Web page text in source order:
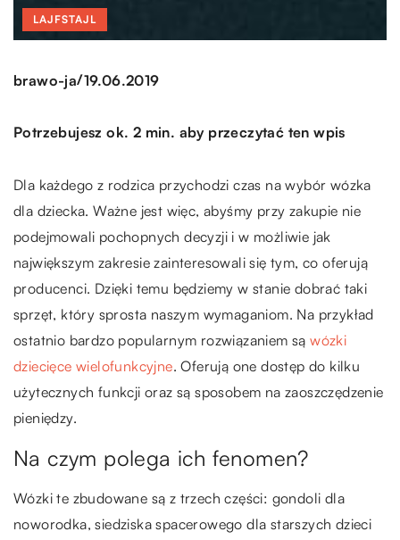
LAJFSTAJL
brawo-ja/19.06.2019
Potrzebujesz ok. 2 min. aby przeczytać ten wpis
Dla każdego z rodzica przychodzi czas na wybór wózka
dla dziecka. Ważne jest więc, abyśmy przy zakupie nie
podejmowali pochopnych decyzji i w możliwie jak
największym zakresie zainteresowali się tym, co oferują
producenci. Dzięki temu będziemy w stanie dobrać taki
sprzęt, który sprosta naszym wymaganiom. Na przykład
ostatnio bardzo popularnym rozwiązaniem sąwózki
dziecięce wielofunkcyjne. Oferują one dostęp do kilku
użytecznych funkcji oraz są sposobem na zaoszczędzenie
pieniędzy.
Na czym polega ich fenomen?
Wózki te zbudowane są z trzech części: gondoli dla
noworodka, siedziska spacerowego dla starszych dzieci